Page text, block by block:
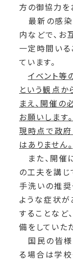
方の御協力を
最新の感染
内などで、
一定時間いる
ています。
イベント等
という観点か
まえ、開催の
お願いします
現時点で政
はありません。
また、開催
の工夫を講じ
手洗いの推
ような症状
することな
備をしていた
国民の皆様
る場合は学